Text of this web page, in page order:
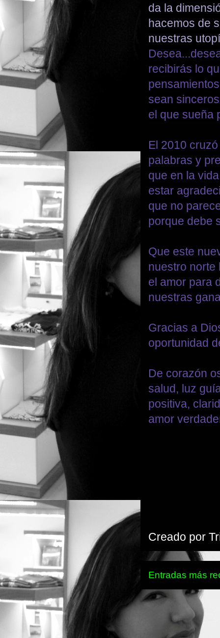
da la
hacemos de
nuestras
recibirás lo
sean
el que sueña
El 2010
palabras y
que en la
estar
que no
porque debe
Que este
nuestro norte
el amor para
nuestras
Gracias a
oportunidad
De corazón
salud, luz
positiva,
amor
Creado por
Entradas más